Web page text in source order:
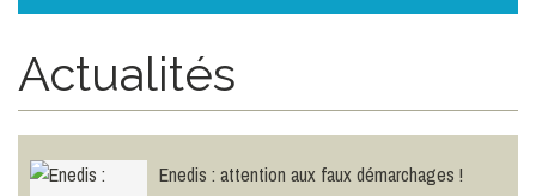
Actualités
Enedis : attention aux faux démarchages !
Le plan canicule